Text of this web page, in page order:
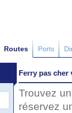
Routes Ports
Ferry pas cher
Trouvez
réservez